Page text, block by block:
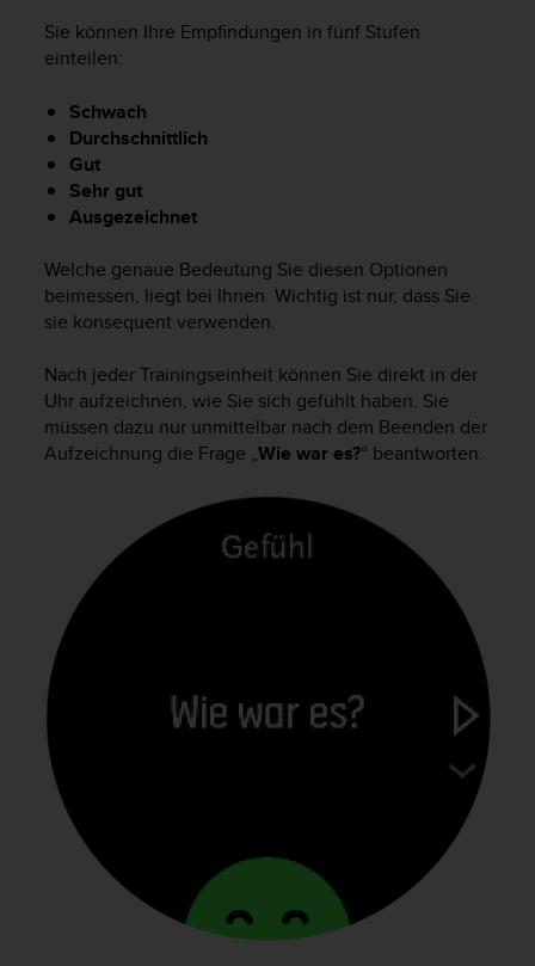
Sie können Ihre Empfindungen in fünf Stufen
einteilen:
Schwach
Durchschnittlich
Gut
Sehr gut
Ausgezeichnet
Welche genaue Bedeutung Sie diesen Optionen
beimessen, liegt bei Ihnen. Wichtig ist nur, dass Sie
sie konsequent verwenden.
Nach jeder Trainingseinheit können Sie direkt in der
Uhr aufzeichnen, wie Sie sich gefühlt haben. Sie
müssen dazu nur unmittelbar nach dem Beenden der
Aufzeichnung die Frage „Wie war es?“ beantworten.